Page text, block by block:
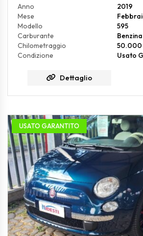
Anno
2019
Mese
Modello
595
Carburante
Benzina
Chilometraggio
50.000
Condizione
Usato
Dettaglio
USATO GARANTITO